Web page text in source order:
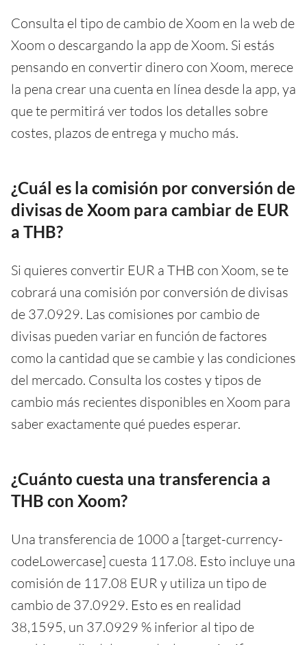
Consulta el tipo de cambio de Xoom en la web de
Xoom o descargando la app de Xoom. Si estás
pensando en convertir dinero con Xoom, merece
la pena crear una cuenta en línea desde la app, ya
que te permitirá ver todos los detalles sobre
costes, plazos de entrega y mucho más.
¿Cuál es la comisión por conversión de
divisas de Xoom para cambiar de EUR
a THB?
Si quieres convertir EUR a THB con Xoom, se te
cobrará una comisión por conversión de divisas
de 37.0929. Las comisiones por cambio de
divisas pueden variar en función de factores
como la cantidad que se cambie y las condiciones
del mercado. Consulta los costes y tipos de
cambio más recientes disponibles en Xoom para
saber exactamente qué puedes esperar.
¿Cuánto cuesta una transferencia a
THB con Xoom?
Una transferencia de 1000 a [target-currency-
codeLowercase] cuesta 117.08. Esto incluye una
comisión de 117.08 EUR y utiliza un tipo de
cambio de 37.0929. Esto es en realidad
38,1595, un 37.0929 % inferior al tipo de